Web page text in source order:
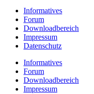
Informatives
Forum
Downloadbereich
Impressum
Datenschutz
Informatives
Forum
Downloadbereich
Impressum